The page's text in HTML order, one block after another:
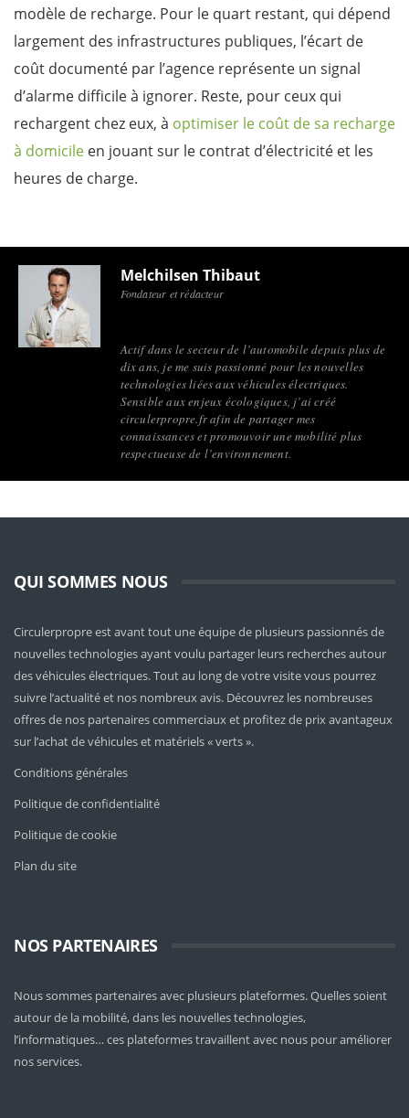
modèle de recharge. Pour le quart restant, qui dépend
largement des infrastructures publiques, l’écart de
coût documenté par l’agence représente un signal
d’alarme difficile à ignorer. Reste, pour ceux qui
rechargent chez eux, à optimiser le coût de sa recharge
à domicile en jouant sur le contrat d’électricité et les
heures de charge.
Melchilsen Thibaut
Fondateur et rédacteur
Actif dans le secteur de l’automobile depuis plus de
dix ans, je me suis passionné pour les nouvelles
technologies liées aux véhicules électriques.
Sensible aux enjeux écologiques, j’ai créé
circulerpropre.fr afin de partager mes
connaissances et promouvoir une mobilité plus
respectueuse de l’environnement.
QUI SOMMES NOUS
Circulerpropre est avant tout une équipe de plusieurs passionnés de
nouvelles technologies ayant voulu partager leurs recherches autour
des véhicules électriques. Tout au long de votre visite vous pourrez
suivre l’actualité et nos nombreux avis. Découvrez les nombreuses
offres de nos partenaires commerciaux et profitez de prix avantageux
sur l’achat de véhicules et matériels « verts ».
Conditions générales
Politique de confidentialité
Politique de cookie
Plan du site
NOS PARTENAIRES
Nous sommes partenaires avec plusieurs plateformes. Quelles soient
autour de la mobilité, dans les nouvelles technologies,
l’informatiques… ces plateformes travaillent avec nous pour améliorer
nos services.